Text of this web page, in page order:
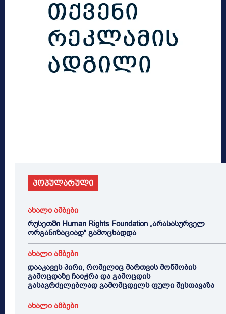
პოპულარული
ახალი ამბები
რუსეთში Human Rights Foundation „არასასურველ
ორგანიზაციად“ გამოცხადდა
ახალი ამბები
დააკავეს პირი, რომელიც მართვის მოწმობის
გამოცდაზე ჩაიჭრა და გამოცდის
გასაგრძელებლად გამომცდელს ფული შესთავაზა
ახალი ამბები